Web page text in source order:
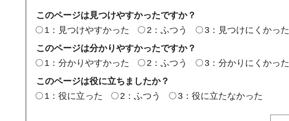
このページは見つけやすかったですか？
1：見つけやすかった
2：ふつう
3：見つけにくかった
このページは分かりやすかったですか？
1：分かりやすかった
2：ふつう
3：分かりにくかった
このページは役に立ちましたか？
1：役に立った
2：ふつう 3：役に立たなかった